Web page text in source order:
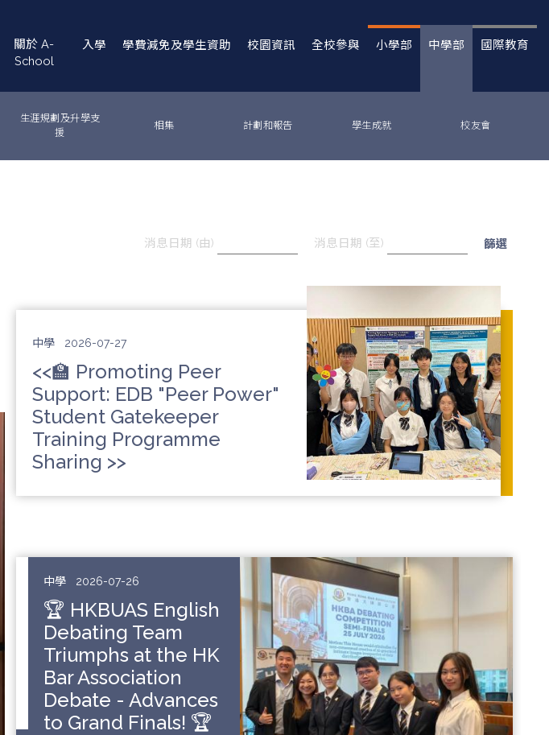
navigation
關於 A-
School
入學 學費減免及學生資助 校園資訊 全校參與 小學部 中學部 國際教育
生涯規劃及升學支
援
相集 計劃和報告 學生成就 校友會
消息日期 (由) 消息日期 (至)
中學 2026-07-27
<<🏫 Promoting Peer
Support: EDB "Peer Power"
Student Gatekeeper
Training Programme
Sharing >>
中學 2026-07-26
🏆 HKBUAS English
Debating Team
Triumphs at the HK
Bar Association
Debate - Advances
to Grand Finals! 🏆